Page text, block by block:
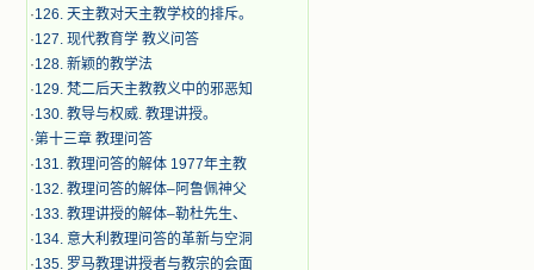
·126. 天主教对天主教学校的排斥。
·127. 现代教育学 教义问答
·128. 新颖的教学法
·129. 梵二后天主教教义中的邪恶知
·130. 教导与权威. 教理讲授。
·第十三章 教理问答
·131. 教理问答的解体 1977年主教
·132. 教理问答的解体–阿鲁佩神父
·133. 教理讲授的解体–勒杜先生、
·134. 意大利教理问答的革新与空洞
·135. 罗马教理讲授者与教宗的会面